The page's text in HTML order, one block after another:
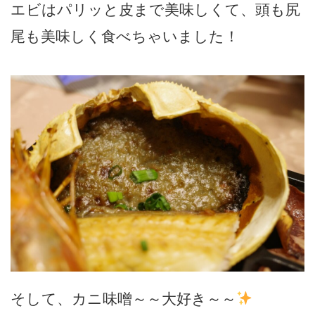
エビはパリッと皮まで美味しくて、頭も尻
尾も美味しく食べちゃいました！
そして、カニ味噌～～大好き～～